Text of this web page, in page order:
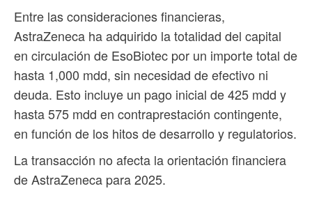
Entre las consideraciones financieras,
AstraZeneca ha adquirido la totalidad del capital
en circulación de EsoBiotec por un importe total de
hasta 1,000 mdd, sin necesidad de efectivo ni
deuda. Esto incluye un pago inicial de 425 mdd y
hasta 575 mdd en contraprestación contingente,
en función de los hitos de desarrollo y regulatorios.
La transacción no afecta la orientación financiera
de AstraZeneca para 2025.